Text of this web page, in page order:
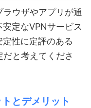
ウザやアプリが通
定なVPNサービス
性に定評のある
と考えてくださ
とデメリット